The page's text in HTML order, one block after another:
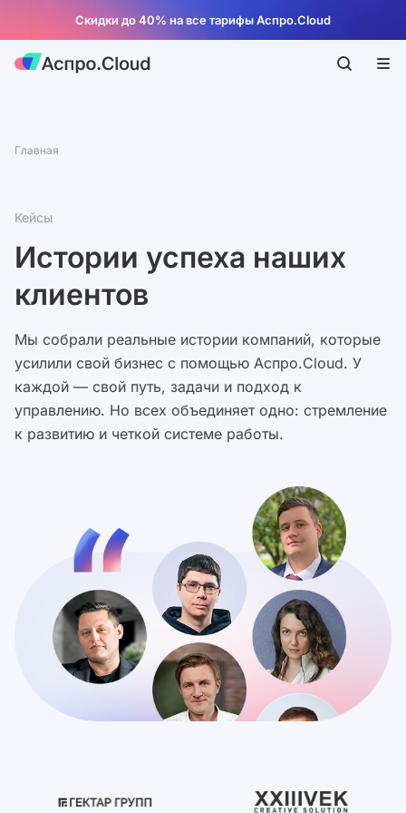
Скидки до 40% на все тарифы Аспро.Cloud
Главная
Кейсы
Истории успеха наших
клиентов
Мы собрали реальные истории компаний, которые
усилили свой бизнес с помощью Аспро.Cloud. У
каждой — свой путь, задачи и подход к
управлению. Но всех объединяет одно: стремление
к развитию и четкой системе работы.